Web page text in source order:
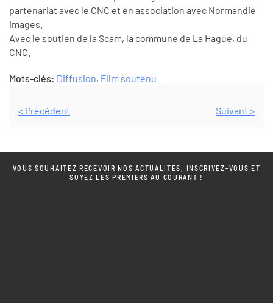
partenariat avec le CNC et en association avec Normandie
Images.
Avec le soutien de la Scam, la commune de La Hague, du
CNC.
Mots-clés: Diffusion, Film soutenu
< Précédent Suivant >
VOUS SOUHAITEZ RECEVOIR NOS ACTUALITÉS, INSCRIVEZ-VOUS ET
SOYEZ LES PREMIERS AU COURANT !